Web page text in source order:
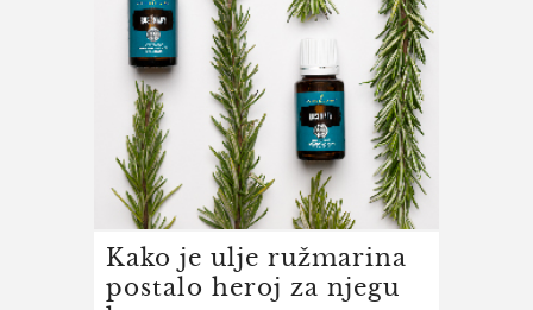
Kako je ulje ružmarina
postalo heroj za njegu